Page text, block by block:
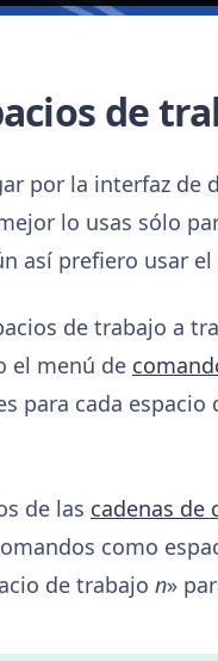
de
por la interfaz
lo usas sólo
así prefiero usar
de trabajo a
el menú de
para cada
de las cadenas de
como
de trabajo n»